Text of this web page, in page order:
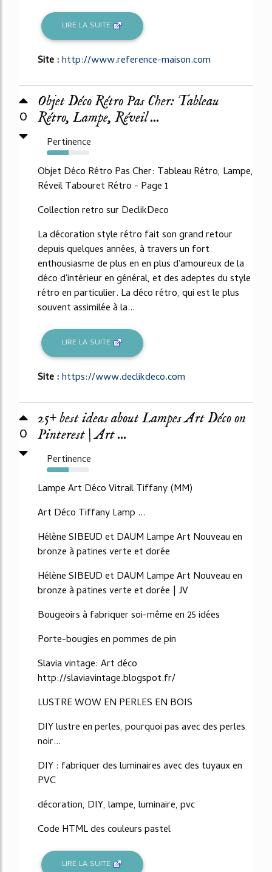
LIRE LA SUITE
Site :http://www.reference-maison.com
0
Objet Déco Rétro Pas Cher: Tableau
Rétro, Lampe, Réveil ...
Pertinence
52%
Objet Déco Rétro Pas Cher: Tableau Rétro, Lampe,
Réveil Tabouret Rétro - Page 1
Collection retro sur DeclikDeco
La décoration style rétro fait son grand retour
depuis quelques années, à travers un fort
enthousiasme de plus en en plus d'amoureux de la
déco d'intérieur en général, et des adeptes du style
rétro en particulier. La déco rétro, qui est le plus
souvent assimilée à la...
LIRE LA SUITE
Site :https://www.declikdeco.com
0
25+ best ideas about Lampes Art Déco on
Pinterest | Art ...
Pertinence
52%
Lampe Art Déco Vitrail Tiffany (MM)
Art Déco Tiffany Lamp ...
Hélène SIBEUD et DAUM Lampe Art Nouveau en
bronze à patines verte et dorée
Hélène SIBEUD et DAUM Lampe Art Nouveau en
bronze à patines verte et dorée | JV
Bougeoirs à fabriquer soi-même en 25 idées
Porte-bougies en pommes de pin
Slavia vintage: Art déco
http://slaviavintage.blogspot.fr/
LUSTRE WOW EN PERLES EN BOIS
DIY lustre en perles, pourquoi pas avec des perles
noir...
DIY : fabriquer des luminaires avec des tuyaux en
PVC
décoration, DIY, lampe, luminaire, pvc
Code HTML des couleurs pastel
LIRE LA SUITE